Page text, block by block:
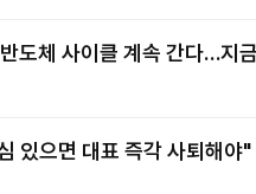
있으면 대표 즉각 사퇴해야"